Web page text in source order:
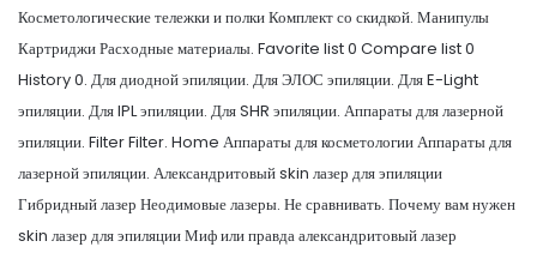
Косметологические тележки и полки Комплект со скидкой. Манипулы
Картриджи Расходные материалы. Favorite list 0 Compare list 0
History 0. Для диодной эпиляции. Для ЭЛОС эпиляции. Для E-Light
эпиляции. Для IPL эпиляции. Для SHR эпиляции. Аппараты для лазерной
эпиляции. Filter Filter. Home Аппараты для косметологии Аппараты для
лазерной эпиляции. Александритовый skin лазер для эпиляции
Гибридный лазер Неодимовые лазеры. Не сравнивать. Почему вам нужен
skin лазер для эпиляции Миф или правда александритовый лазер